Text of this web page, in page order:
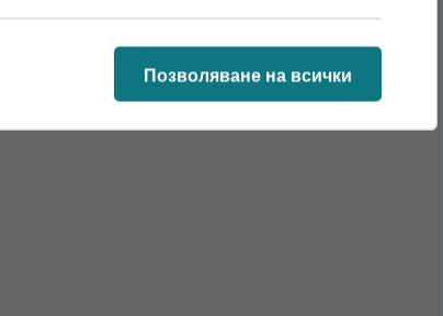
вече е 6,7%
08:55, 14.03.2026
Позволяване на всички